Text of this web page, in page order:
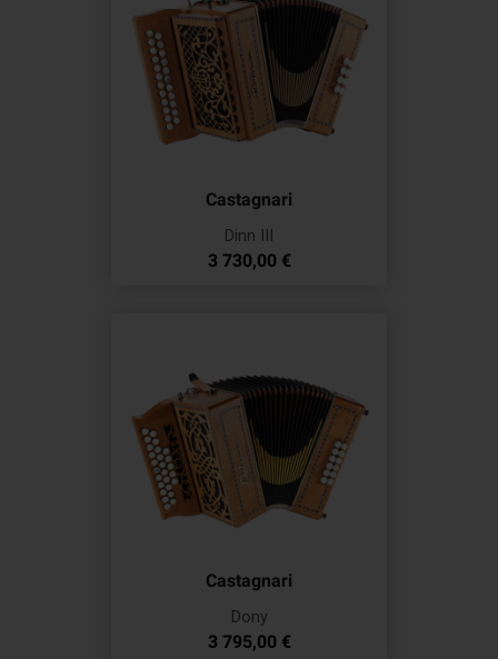
Castagnari
Dinn III
Prix
3 730,00 €
Castagnari
Dony
Prix
3 795,00 €